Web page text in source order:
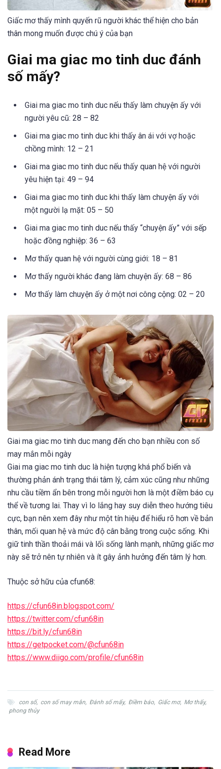
Giấc mơ thấy mình quyến rũ người khác thể hiện cho bản
thân mong muốn được chú ý của bạn
Giai ma giac mo tinh duc đánh
số mấy?
Giai ma giac mo tinh duc nếu thấy làm chuyện ấy với
người yêu cũ: 28 – 82
Giai ma giac mo tinh duc khi thấy ân ái với vợ hoặc
chồng mình: 12 – 21
Giai ma giac mo tinh duc nếu thấy quan hệ với người
yêu hiện tại: 49 – 94
Giai ma giac mo tinh duc khi thấy làm chuyện ấy với
một người lạ mặt: 05 – 50
Giai ma giac mo tinh duc nếu thấy “chuyện ấy” với sếp
hoặc đồng nghiệp: 36 – 63
Mơ thấy quan hệ với người cùng giới: 18 – 81
Mơ thấy người khác đang làm chuyện ấy: 68 – 86
Mơ thấy làm chuyện ấy ở một nơi công cộng: 02 – 20
Giai ma giac mo tinh duc mang đến cho bạn nhiều con số
may mắn mỗi ngày
Giai ma giac mo tinh duc là hiện tượng khá phổ biến và
thường phản ánh trạng thái tâm lý, cảm xúc cũng như những
nhu cầu tiềm ẩn bên trong mỗi người hơn là một điềm báo cụ
thể về tương lai. Thay vì lo lắng hay suy diễn theo hướng tiêu
cực, bạn nên xem đây như một tín hiệu để hiểu rõ hơn về bản
thân, mối quan hệ và mức độ cân bằng trong cuộc sống. Khi
giữ tinh thần thoải mái và lối sống lành mạnh, những giấc mơ
này sẽ trở nên tự nhiên và ít gây ảnh hưởng đến tâm lý hơn.
Thuộc sở hữu của cfun68:
https://cfun68in.blogspot.com/
https://twitter.com/cfun68in
https://bit.ly/cfun68in
https://getpocket.com/@cfun68in
https://www.diigo.com/profile/cfun68in
con số, con số may mắn, Đánh số mấy, Điềm báo, Giấc mơ, Mơ thấy,
phong thủy
Read More